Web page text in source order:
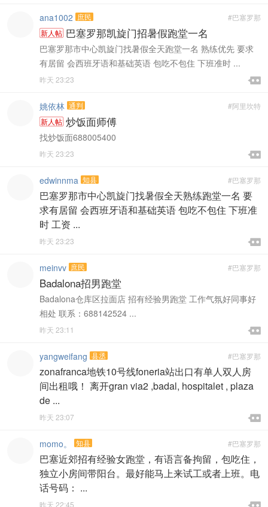
#巴塞罗那
ana1002 庶民
新人帖 巴塞罗那凯旋门招暑假跑堂一名
巴塞罗那市中心凯旋门找暑假全天跑堂一名 熟练优先 要求
有居留 会西班牙语和基础英语 包吃不包住 下班准时 ...

昨天 23:23 
#阿里坎特
姚依林 通判
新人帖 炒饭面师傅
找炒饭面688005400

昨天 23:23 
#巴塞罗那
edwinnma 知县
巴塞罗那市中心凯旋门找暑假全天熟练跑堂一名 要
求有居留 会西班牙语和基础英语 包吃不包住 下班准
时 工资 ...

昨天 23:23 
#巴塞罗那
meinvv 庶民
Badalona招男跑堂
Badalona仓库区拉面店 招有经验男跑堂 工作气氛好同事好
相处 联系：688142524 ...

昨天 23:11 
#巴塞罗那
yangweifang 县丞
zonafranca地铁10号线foneria站出口有单人双人房
间出租哦！ 离开gran via2 ,badal, hospitalet , plaza
de ...

昨天 23:07 
#巴塞罗那
momo。 知县
巴塞近郊招有经验女跑堂，有语言备拘留，包吃住，
独立小房间带阳台。最好能马上来试工或者上班。电
话号码： ...
昨天 22:45